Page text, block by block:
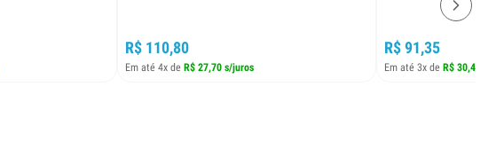
R$ 110,80
Em até 4x de R$ 27,70 s/juros
R$ 91,35
Em até 3x de R$ 30,45 s/